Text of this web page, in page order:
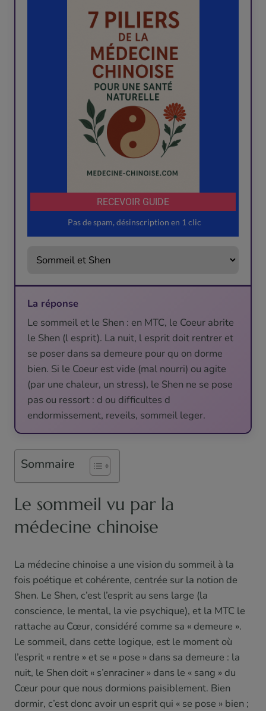
La réponse
Le sommeil et le Shen : en MTC, le Coeur abrite
le Shen (l esprit). La nuit, l esprit doit rentrer et
se poser dans sa demeure pour qu on dorme
bien. Si le Coeur est vide (mal nourri) ou agite
(par une chaleur, un stress), le Shen ne se pose
pas ou ressort : d ou difficultes d
endormissement, reveils, sommeil leger.
Sommaire
Le sommeil vu par la
médecine chinoise
La médecine chinoise a une vision du sommeil à la
fois poétique et cohérente, centrée sur la notion de
Shen. Le Shen, c’est l’esprit au sens large (la
conscience, le mental, la vie psychique), et la MTC le
rattache au Cœur, considéré comme sa « demeure ».
Le sommeil, dans cette logique, est le moment où
l’esprit « rentre » et se « pose » dans sa demeure : la
nuit, le Shen doit « s’enraciner » dans le « sang » du
Cœur pour que nous dormions paisiblement. Bien
dormir, c’est donc avoir un esprit qui « se pose » bien ;